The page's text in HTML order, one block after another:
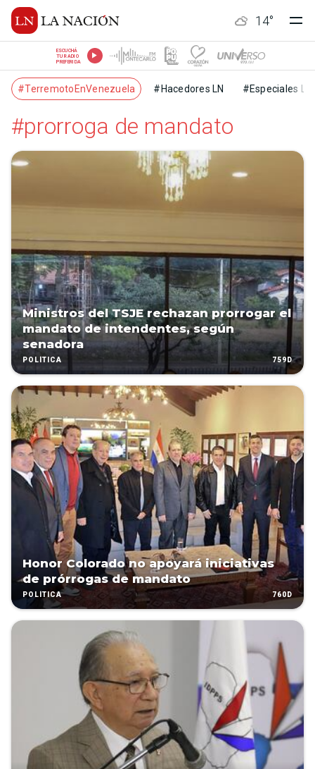
14°
ESCUCHÁ
TU RADIO
PREFERIDA
#TerremotoEnVenezuela #Hacedores LN #Especiales LN
#prorroga de mandato
Ministros del TSJE rechazan prorrogar el
mandato de intendentes, según
senadora
POLÍTICA 759D
Honor Colorado no apoyará iniciativas
de prórrogas de mandato
POLÍTICA 760D